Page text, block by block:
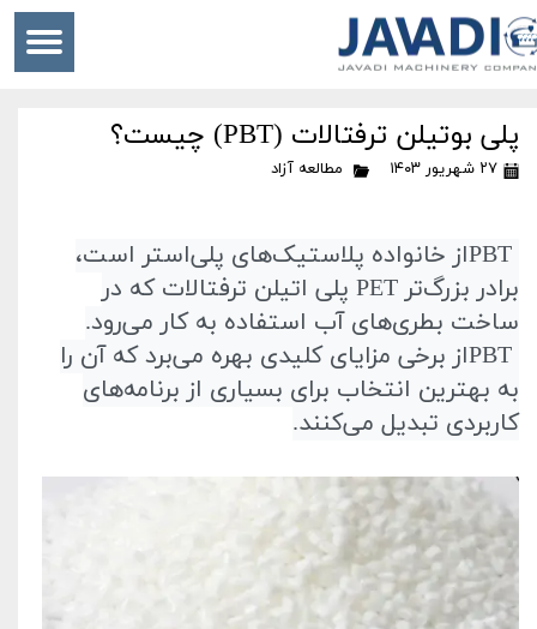
پلی بوتیلن ترفتالات (PBT) چیست؟
۲۷ شهریور ۱۴۰۳ مطالعه آزاد
PBTاز خانواده پلاستیک‌های پلی‌استر است،
برادر بزرگ‌تر PET پلی اتیلن ترفتالات که در
ساخت بطری‌های آب استفاده به کار می‌رود.
PBTاز برخی مزایای کلیدی بهره می‌برد که آن را
به بهترین انتخاب برای بسیاری از برنامه‌های
کاربردی تبدیل می‌کنند.